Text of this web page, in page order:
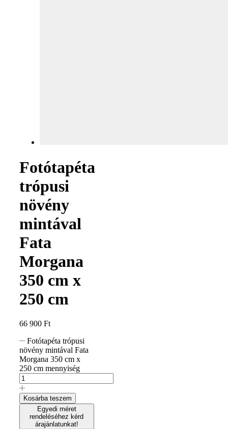
Fotótapéta
trópusi
növény
mintával
Fata
Morgana
350 cm x
250 cm
66 900 Ft
Fotótapéta trópusi
növény mintával Fata
Morgana 350 cm x
250 cm mennyiség
Kosárba teszem
Egyedi méret
rendeléséhez kérd
árajánlatunkat!